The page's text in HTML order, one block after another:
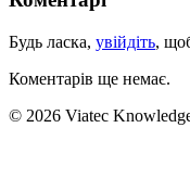
Будь ласка, увійдіть,
Коментарів ще немає.
© 2026 Viatec